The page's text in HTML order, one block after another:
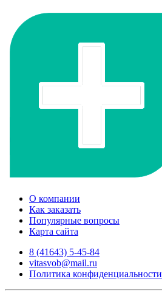
О компании
Как заказать
Популярные вопросы
Карта сайта
8 (41643) 5-45-84
vitasvob@mail.ru
Политика конфиденциальности